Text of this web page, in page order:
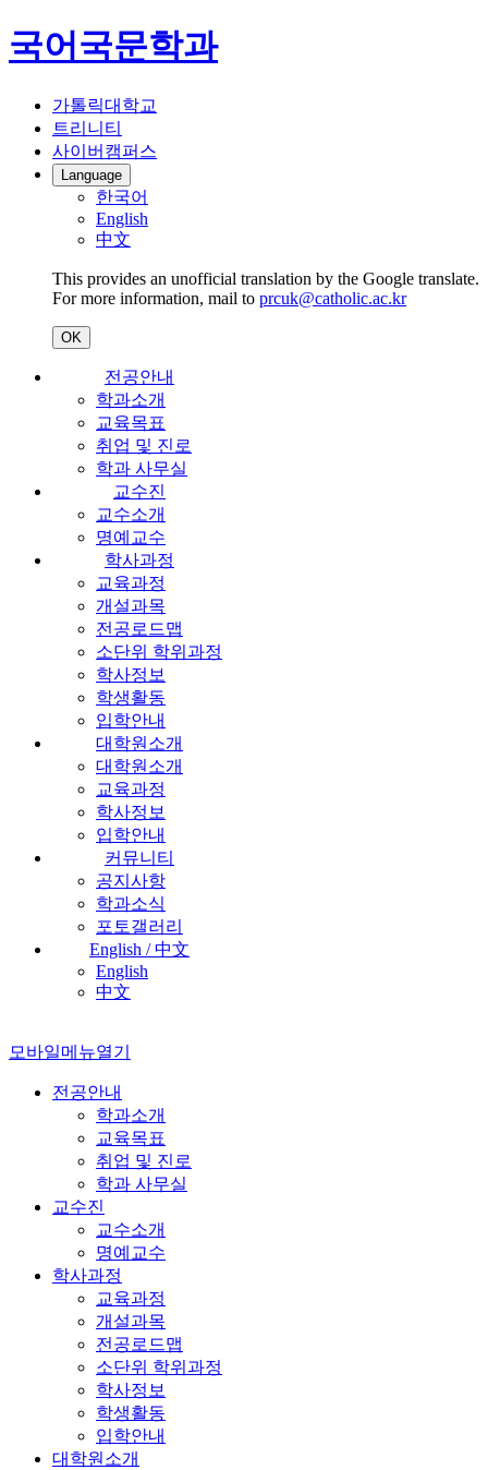
국어국문학과
가톨릭대학교
트리니티
사이버캠퍼스
Language
한국어
English
中文
This provides an unofficial translation by the Google translate.
For more information, mail to prcuk@catholic.ac.kr
OK
전공안내
학과소개
교육목표
취업 및 진로
학과 사무실
교수진
교수소개
명예교수
학사과정
교육과정
개설과목
전공로드맵
소단위 학위과정
학사정보
학생활동
입학안내
대학원소개
대학원소개
교육과정
학사정보
입학안내
커뮤니티
공지사항
학과소식
포토갤러리
English / 中文
English
中文
모바일메뉴열기
전공안내
학과소개
교육목표
취업 및 진로
학과 사무실
교수진
교수소개
명예교수
학사과정
교육과정
개설과목
전공로드맵
소단위 학위과정
학사정보
학생활동
입학안내
대학원소개